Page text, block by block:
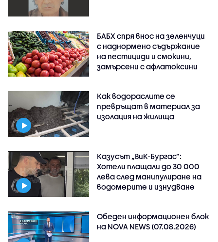
БАБХ спря внос на зеленчуци
с наднормено съдържание
на пестициди и смокини,
замърсени с афлатоксини
Как водораслите се
превръщат в материал за
изолация на жилища
Казусът „ВиК-Бургас“:
Хотели плащали до 30 000
лева след манипулиране на
водомерите и изнудване
Обеден информационен блок
на NOVA NEWS (07.08.2026)